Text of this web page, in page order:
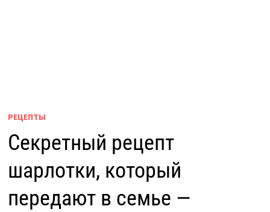
РЕЦЕПТЫ
Секретный рецепт
шарлотки, который
передают в семье —